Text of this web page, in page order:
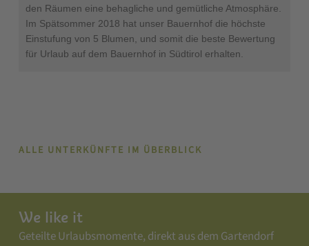
den Räumen eine behagliche und gemütliche Atmosphäre.
Im Spätsommer 2018 hat unser Bauernhof die höchste
Einstufung von 5 Blumen, und somit die beste Bewertung
für Urlaub auf dem Bauernhof in Südtirol erhalten.
ALLE UNTERKÜNFTE IM ÜBERBLICK
We like it
Geteilte Urlaubsmomente, direkt aus dem Gartendorf